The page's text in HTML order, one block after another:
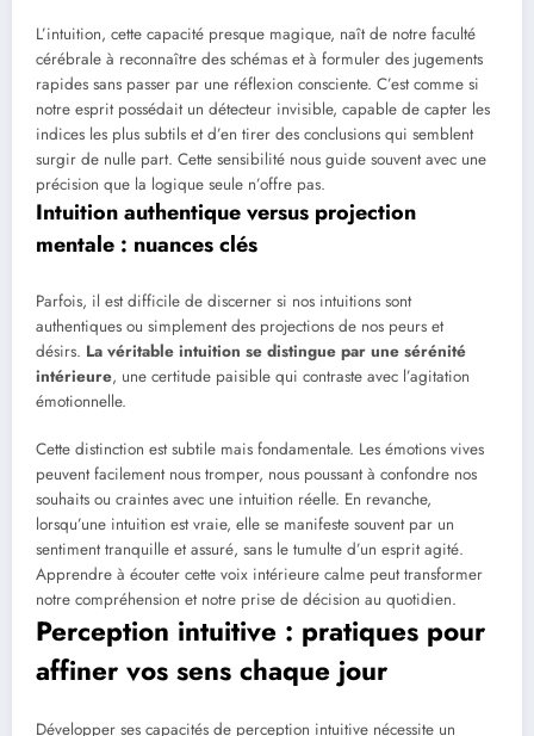
L’intuition, cette capacité presque magique, naît de notre faculté
cérébrale à reconnaître des schémas et à formuler des jugements
rapides sans passer par une réflexion consciente. C’est comme si
notre esprit possédait un détecteur invisible, capable de capter les
indices les plus subtils et d’en tirer des conclusions qui semblent
surgir de nulle part. Cette sensibilité nous guide souvent avec une
précision que la logique seule n’offre pas.
Intuition authentique versus projection
mentale : nuances clés
Parfois, il est difficile de discerner si nos intuitions sont
authentiques ou simplement des projections de nos peurs et
désirs. La véritable intuition se distingue par une sérénité
intérieure, une certitude paisible qui contraste avec l’agitation
émotionnelle.
Cette distinction est subtile mais fondamentale. Les émotions vives
peuvent facilement nous tromper, nous poussant à confondre nos
souhaits ou craintes avec une intuition réelle. En revanche,
lorsqu’une intuition est vraie, elle se manifeste souvent par un
sentiment tranquille et assuré, sans le tumulte d’un esprit agité.
Apprendre à écouter cette voix intérieure calme peut transformer
notre compréhension et notre prise de décision au quotidien.
Perception intuitive : pratiques pour
affiner vos sens chaque jour
Développer ses capacités de perception intuitive nécessite un